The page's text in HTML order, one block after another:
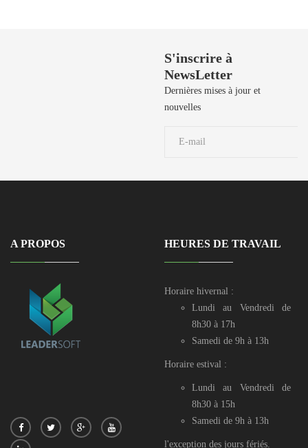
S'inscrire à
NewsLetter
Dernières mises à jour et
nouvelles
A PROPOS HEURES DE TRAVAIL
Horaire hivernal :
Lundi au Vendredi de
8h30 à 17h
Samedi de 9h à 13h
Horaire estival :
Lundi au Vendredi de
8h30 à 15h
Samedi de 9h à 13h
l'exception des jours fériés.